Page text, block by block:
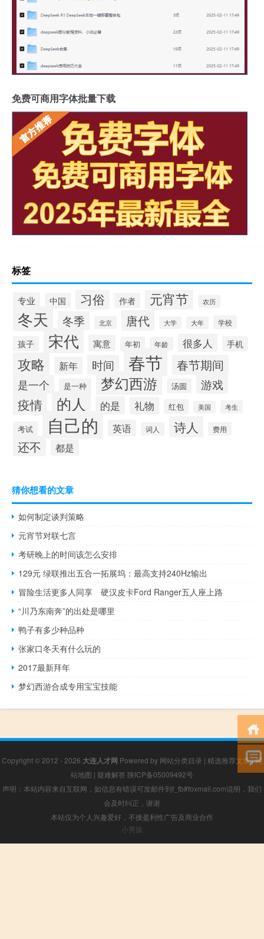
免费可商用字体批量下载
标签
专业 中国 习俗 作者 元宵节 农历
冬天 冬季 北京 唐代 大学 大年 学校
孩子 宋代 寓意 年初 年龄 很多人 手机
攻略 新年 时间 春节 春节期间
是一个 是一种 梦幻西游 汤圆 游戏
疫情 的人 的是 礼物 红包 美国 考生
考试 自己的 英语 词人 诗人 费用
还不 都是
猜你想看的文章
如何制定谈判策略
元宵节对联七言
考研晚上的时间该怎么安排
129元 绿联推出五合一拓展坞：最高支持240Hz输出
冒险生活更多人同享 硬汉皮卡Ford Ranger五人座上路
“川乃东南奔”的出处是哪里
鸭子有多少种品种
张家口冬天有什么玩的
2017最新拜年
梦幻西游合成专用宝宝技能
Copyright © 2012 - 2026 大连人才网 Powered by 网站分类目录 | 精选推荐文章|网
站地图 | 疑难解答 陕ICP备05009492号
声明：本站内容来自互联网，如信息有错误可发邮件到f_fb#foxmail.com说明，我们
会及时纠正，谢谢
本站仅为个人兴趣爱好，不接盈利性广告及商业合作
小男孩